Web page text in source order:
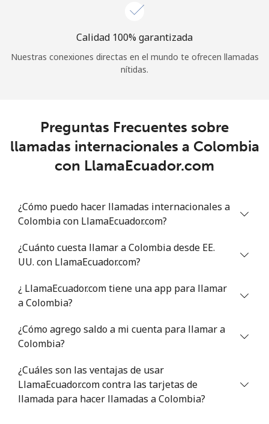
Calidad 100% garantizada
Nuestras conexiones directas en el mundo te ofrecen llamadas
nítidas.
Preguntas Frecuentes sobre
llamadas internacionales a Colombia
con LlamaEcuador.com
¿Cómo puedo hacer llamadas internacionales a
Colombia con LlamaEcuador.com?
¿Cuánto cuesta llamar a Colombia desde EE.
UU. con LlamaEcuador.com?
¿ LlamaEcuador.com tiene una app para llamar
a Colombia?
¿Cómo agrego saldo a mi cuenta para llamar a
Colombia?
¿Cuáles son las ventajas de usar
LlamaEcuador.com contra las tarjetas de
llamada para hacer llamadas a Colombia?